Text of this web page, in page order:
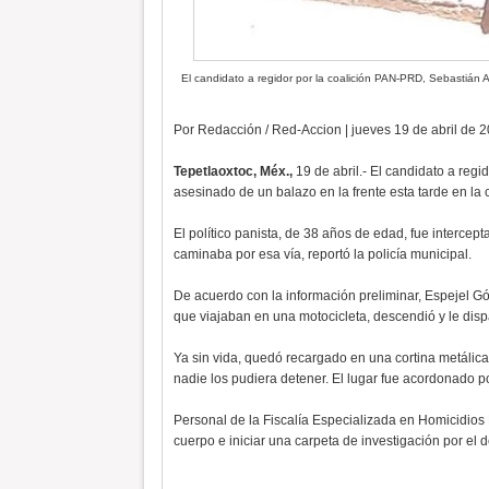
El candidato a regidor por la coalición PAN-PRD,
Por Redacción / Red-Accion | jueves 19 de abril de
Tepetlaoxtoc, Méx.,19 de abril.- El candidato a
asesinado de un balazo en la frente esta tarde en
El político panista, de 38 años de edad, fue
caminaba por esa vía, reportó la policía municipal.
De acuerdo con la información preliminar, Espejel
que viajaban en una motocicleta, descendió y le
Ya sin vida, quedó recargado en una cortina
nadie los pudiera detener. El lugar fue acordonado
Personal de la Fiscalía Especializada en
cuerpo e iniciar una carpeta de investigación por el